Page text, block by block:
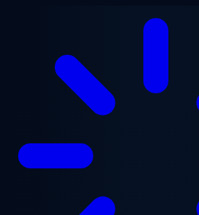
Saltar para o conteúdo principal